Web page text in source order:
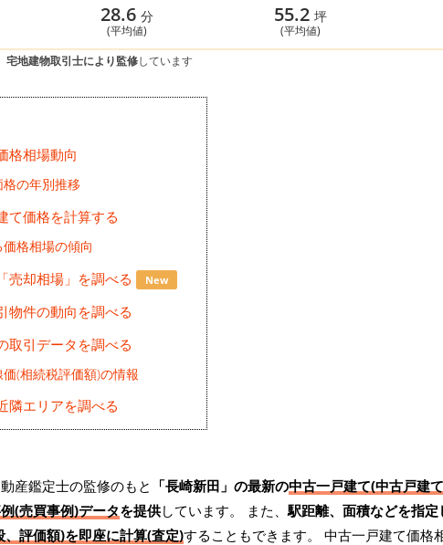
28.6 分
(平均値)
55.2坪
(平均値)
宅地建物取引士により監修しています
格相場動向
の年別推移
て価格を計算する
格相場の傾向
売却相場」を調べる New
物件の動向を調べる
取引データを調べる
(相続税評価額)の情報
隣エリアを調べる
産鑑定士の監修のもと 「長崎新田」の最新の中古一戸建て(中古戸建
(売買事例)データを提供しています。 また、 駅距離、面積などを指
評価額)を即座に計算(査定)することもできます。 中古一戸建て価格